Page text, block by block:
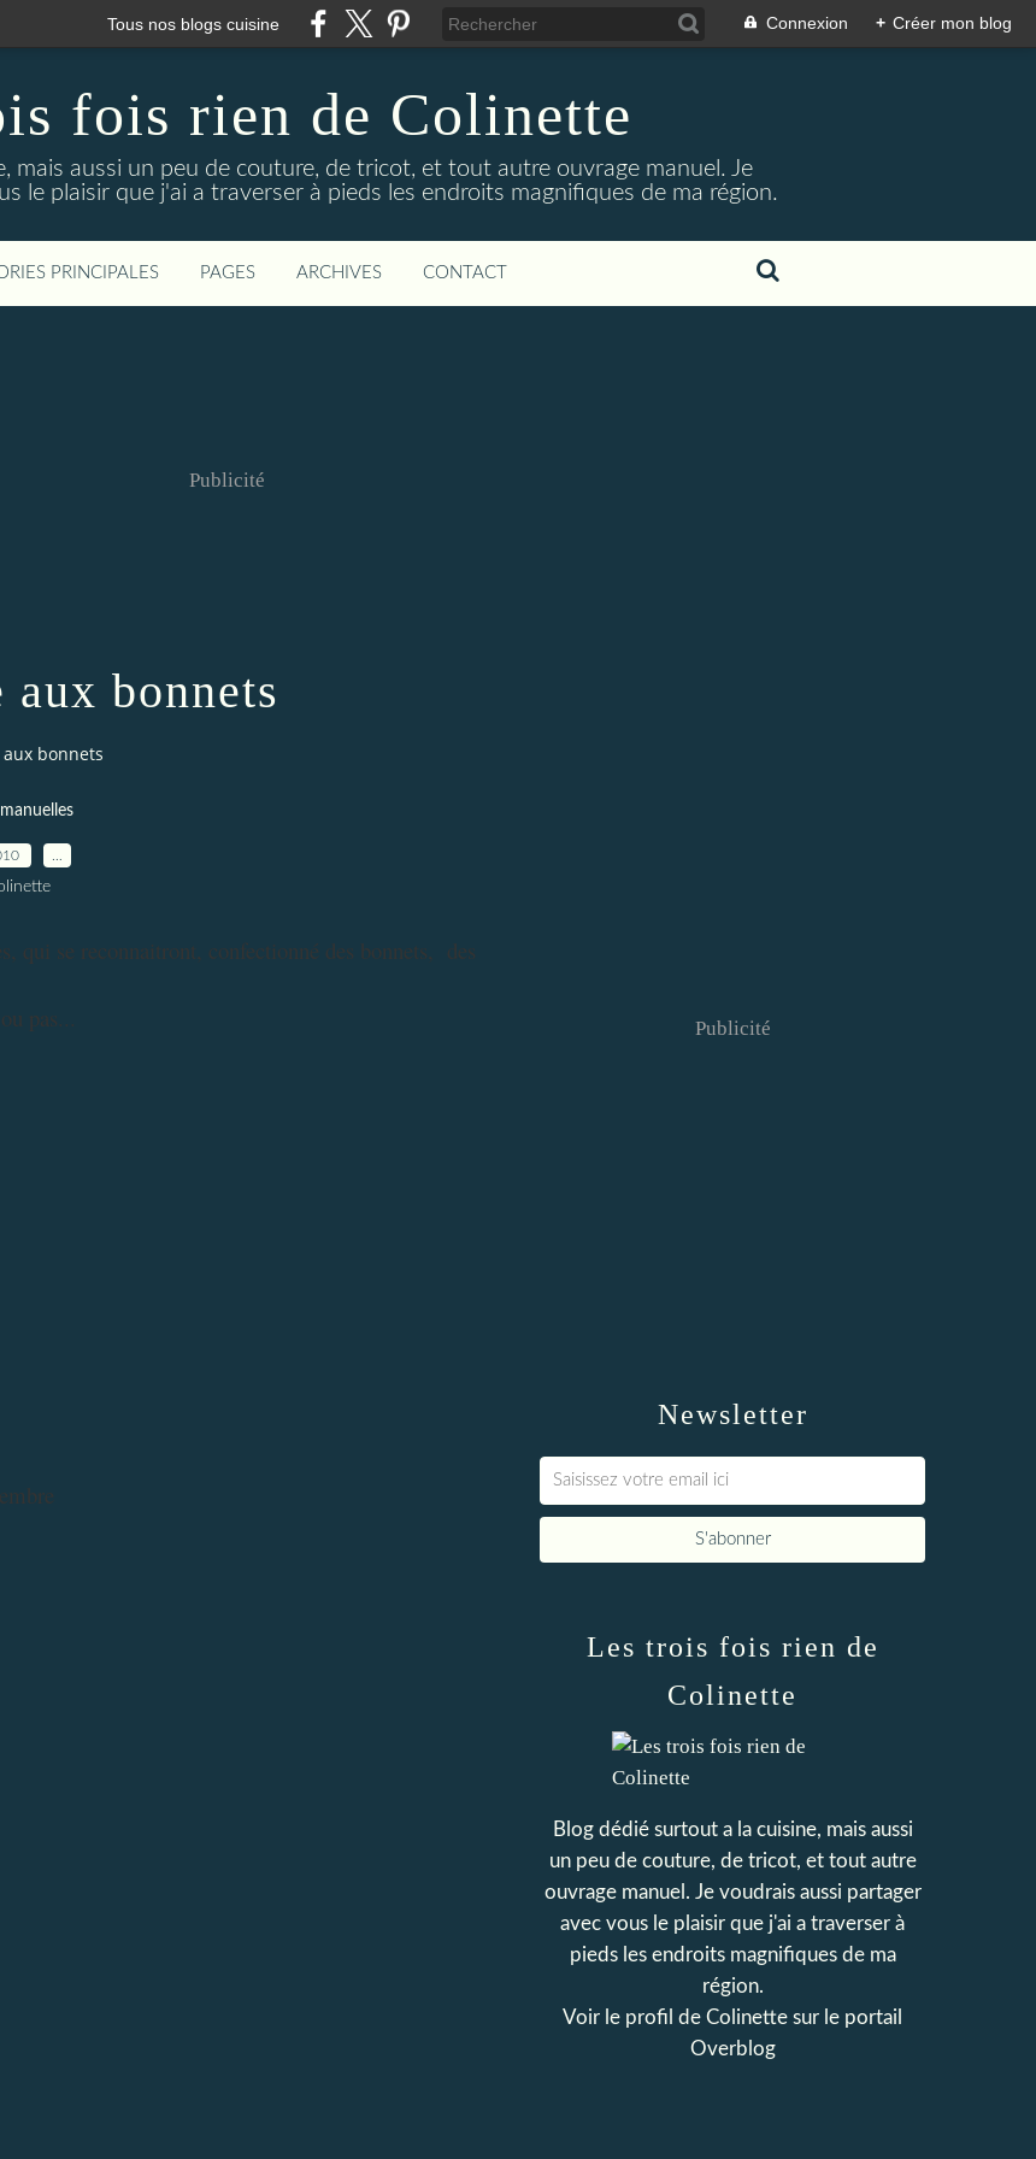
Tous nos blogs cuisine Connexion + Créer mon blog
fois rien de Colinette
mais aussi un peu de couture, de tricot, et tout autre ouvrage manuel. Je
le plaisir que j'ai a traverser à pieds les endroits magnifiques de ma région.
PRINCIPALES PAGES ARCHIVES CONTACT
Publicité
bonnets
bonnets
qui se reconnaitront, confectionné des bonnets, des
pas...
Newsletter
Publicité
Les trois fois rien de
Colinette
Blog dédié surtout a la cuisine, mais aussi
un peu de couture, de tricot, et tout autre
ouvrage manuel. Je voudrais aussi partager
avec vous le plaisir que j'ai a traverser à
pieds les endroits magnifiques de ma
région.
Voir le profil de Colinette sur le portail
Overblog